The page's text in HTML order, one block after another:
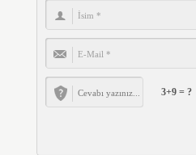
3+9 = ?